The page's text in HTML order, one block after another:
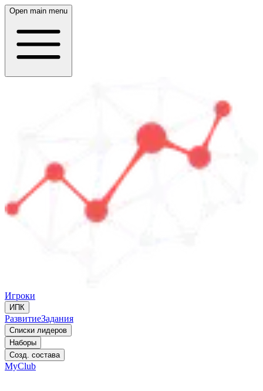
Open main menu
Игроки
ИПК
РазвитиеЗадания
Списки лидеров
Наборы
Созд. состава
MyClub